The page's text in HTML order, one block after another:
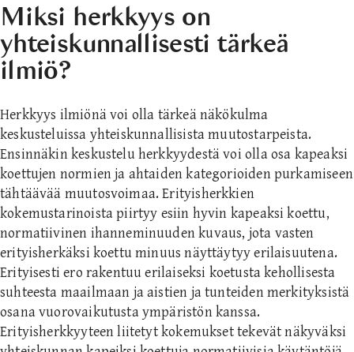
Miksi herkkyys on
yhteiskunnallisesti tärkeä
ilmiö?
Herkkyys ilmiönä voi olla tärkeä näkökulma
keskusteluissa yhteiskunnallisista muutostarpeista.
Ensinnäkin keskustelu herkkyydestä voi olla osa kapeaksi
koettujen normien ja ahtaiden kategorioiden purkamiseen
tähtäävää muutosvoimaa. Erityisherkkien
kokemustarinoista piirtyy esiin hyvin kapeaksi koettu,
normatiivinen ihanneminuuden kuvaus, jota vasten
erityisherkäksi koettu minuus näyttäytyy erilaisuutena.
Erityisesti ero rakentuu erilaiseksi koetusta kehollisesta
suhteesta maailmaan ja aistien ja tunteiden merkityksistä
osana vuorovaikutusta ympäristön kanssa.
Erityisherkkyyteen liitetyt kokemukset tekevät näkyväksi